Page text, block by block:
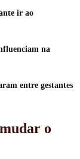
ir ao
na
entre gestantes
o